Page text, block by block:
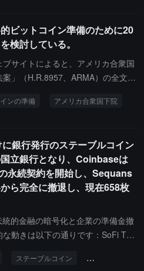
ビットコイン準備のために20
検討している。
サイトによると、アメリカ合衆国
」（H.R.8957、ARMA）の全文が
、現在は下院金融サービス委員会
、20年間の最低保有期間を設定
を禁止することです。また、四半
立し、第三者の独立監査を導入す
自主的にビットコインを連邦準備
許可されます。前向きな条項に関
対し、180日以内に予算中立的な
めの実行可能な道筋を共同で研究
付、税収または関税収入、さらに
ンの準備 アメリカ合衆国下院
銀行発行のステーブルコイン
立銀行となり、Coinbaseは
永続契約を開始し、Sequans
ら完全に撤退し、現在658枚
的金融の暗号化と企業の準備金撤
動きは以下の通りです：SoFi Tec
ステーブルコインがSoFiアプリ内
ステーブルコイン 暗号永続契約